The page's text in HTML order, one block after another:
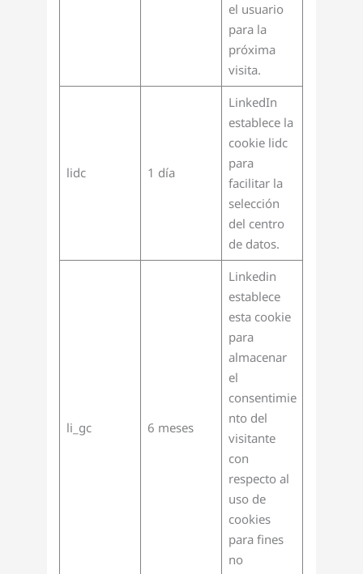
el usuario
para la
próxima
visita.
lidc 1 día
LinkedIn
establece la
cookie lidc
para
facilitar la
selección
del centro
de datos.
li_gc 6 meses
Linkedin
establece
esta cookie
para
almacenar
el
consentimie
nto del
visitante
con
respecto al
uso de
cookies
para fines
no